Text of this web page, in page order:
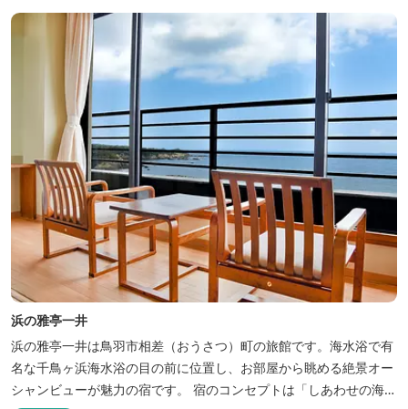
浜の雅亭一井
浜の雅亭一井は鳥羽市相差（おうさつ）町の旅館です。海水浴で有
名な千鳥ヶ浜海水浴の目の前に位置し、お部屋から眺める絶景オー
シャンビューが魅力の宿です。 宿のコンセプトは「しあわせの海